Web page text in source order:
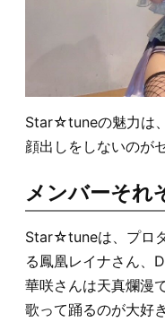
Star☆tuneの魅力は
顔出しをしないのが
メンバーそれ
Star☆tuneは、プロ
る鳳凰レイナさん、
華咲さんは天真爛漫
歌って踊るのが大好